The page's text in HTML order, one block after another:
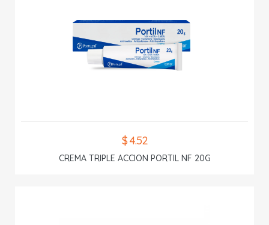
$ 4.52
CREMA TRIPLE ACCION PORTIL NF 20G